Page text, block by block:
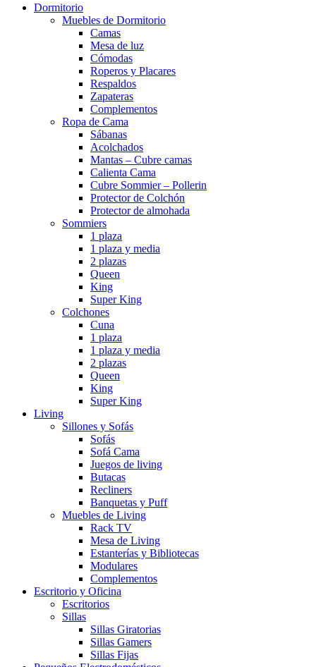
Dormitorio
Muebles de Dormitorio
Camas
Mesa de luz
Cómodas
Roperos y Placares
Respaldos
Zapateras
Complementos
Ropa de Cama
Sábanas
Acolchados
Mantas – Cubre camas
Calienta Cama
Cubre Sommier – Pollerin
Protector de Colchón
Protector de almohada
Sommiers
1 plaza
1 plaza y media
2 plazas
Queen
King
Super King
Colchones
Cuna
1 plaza
1 plaza y media
2 plazas
Queen
King
Super King
Living
Sillones y Sofás
Sofás
Sofá Cama
Juegos de living
Butacas
Recliners
Banquetas y Puff
Muebles de Living
Rack TV
Mesa de Living
Estanterías y Bibliotecas
Modulares
Complementos
Escritorio y Oficina
Escritorios
Sillas
Sillas Giratorias
Sillas Gamers
Sillas Fijas